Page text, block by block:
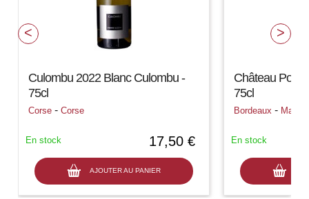
Culombu 2022 Blanc Culombu -
75cl
Corse -Corse
17,50 €
AJOUTER AU PANIER
En stock
Château
75cl
Bordeaux -
En stock